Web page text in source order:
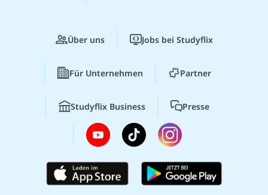
Über uns Jobs bei Studyflix
Für Unternehmen Partner
Studyflix Business Presse